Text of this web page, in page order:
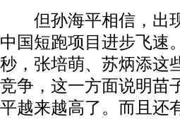
但孙海平相信，出现
中国短跑项目进步飞速
秒，张培萌、苏炳添这
竞争，这一方面说明苗
平越来越高了。而且还